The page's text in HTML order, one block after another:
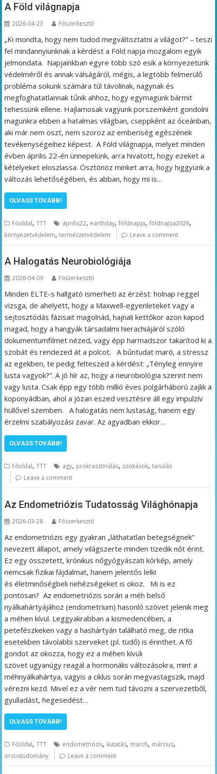
A Föld világnapja
2026-04-23 Főszerkesztő
„Ki mondta, hogy nem tudod megváltoztatni a világot?” – teszi
fel mindannyiunknak a kérdést a Föld napja mozgalom egyik
jelmondata. Napjainkban egyre több szó esik a környezetünk
védelméről és annak válságáról, mégis, a legtöbb felmerülő
probléma sokunk számára túl távolinak, nagynak és
megfoghatatlannak tűnik ahhoz, hogy egymagunk bármit
tehessünk ellene. Hajlamosak vagyunk porszemként gondolni
magunkra ebben a hatalmas világban, cseppként az óceánban,
aki már nem oszt, nem szoroz az emberiség egészének
tevékenységeihez képest. A Föld világnapja, melyet minden
évben április 22-én ünnepelünk, arra hivatott, hogy ezeket a
kételyeket eloszlassa. Ösztönöz minket arra, hogy higgyünk a
változás lehetőségében, és abban, hogy mi is…
OLVASS TOVÁBB!
Főoldal,TTT április22, earthday,földnapja,földnapja2026,
környezetvédelem,természetvédelem Leave a comment
A Halogatás Neurobiológiája
2026-04-09 Főszerkesztő
Minden ELTE-s hallgató ismerheti az érzést: holnap reggel
vizsga, de ahelyett, hogy a Maxwell-egyenleteket vagy a
sejtosztódás fázisait magolnád, hajnali kettőkor azon kapod
magad, hogy a hangyák társadalmi hierachiájáról szóló
dokumentumfilmet nézed, vagy épp harmadszor takarítod ki a
szobát és rendezed át a polcot. A bűntudat maró, a stressz
az egekben, te pedig felteszed a kérdést: „Tényleg ennyire
lusta vagyok?”. A jó hír az, hogy a neurobiológia szerint nem
vagy lusta. Csak épp egy több millió éves polgárháború zajlik a
koponyádban, ahol a józan eszed vesztésre áll egy impulzív
hüllővel szemben. A halogatás nem lustaság, hanem egy
érzelmi szabályozási zavar. Az agyadban ekkor…
OLVASS TOVÁBB!
Főoldal,TTT agy, prokrasztinálás, szokások,tanulás
Leave a comment
Az Endometriózis Tudatosság Világhónapja
2026-03-28 Főszerkesztő
Az endometriózis egy gyakran „láthatatlan betegségnek”
nevezett állapot, amely világszerte minden tizedik nőt érint.
Ez egy összetett, krónikus nőgyógyászati kórkép, amely
nemcsak fizikai fájdalmat, hanem jelentős lelki
és életminőségbeli nehézségeket is okoz. Mi is ez
pontosan? Az endometriózis során a méh belső
nyálkahártyájához (endometrium) hasonló szövet jelenik meg
a méhen kívül. Leggyakrabban a kismedencében, a
petefészkeken vagy a hashártyán található meg, de ritka
esetekben távolabbi szerveket (pl. tüdő) is érinthet. A fő
gondot az okozza, hogy ez a méhen kívüli
szövet ugyanúgy reagál a hormonális változásokra, mint a
méhnyálkahártya, vagyis a ciklus során megvastagszik, majd
vérezni kezd. Mivel ez a vér nem tud távozni a szervezetből,
gyulladást, hegesedést…
OLVASS TOVÁBB!
Főoldal,TTT endometriózis, kutatás, march, március,
orvostudomány Leave a comment